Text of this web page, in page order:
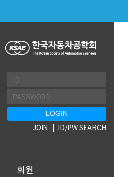
회원
JOIN ID/PW SEARCH